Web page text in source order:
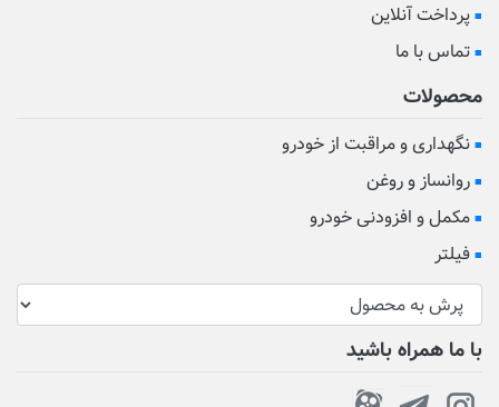
پرداخت آنلاین
تماس با ما
محصولات
نگهداری و مراقبت از خودرو
روانساز و روغن
مکمل و افزودنی خودرو
فیلتر
با ما همراه باشید